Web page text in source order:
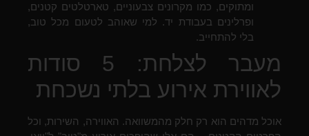
ומתוקים, כמו מקרונים צבעוניים, טארטלטים קטנים,
ופרלינים בעבודת יד. למי שאוהב לטעום מכל טוב,
בלי להתחייב.
מעבר לצלחת: 5 סודות
לאווירת אירוע בלתי נשכחת
אוכל מדהים הוא רק חלק מהמשוואה. האווירה, השירות, וכל